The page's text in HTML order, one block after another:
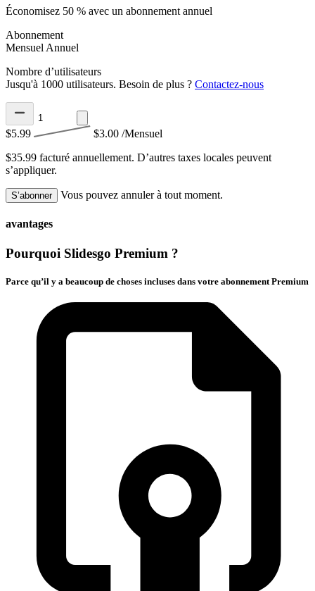
Économisez 50 % avec un abonnement annuel
Abonnement
Mensuel Annuel
Nombre d’utilisateurs
Jusqu'à 1000 utilisateurs. Besoin de plus ? Contactez-nous
$5.99 $3.00 /Mensuel
$35.99 facturé annuellement. D’autres taxes locales peuvent
s’appliquer.
S’abonner Vous pouvez annuler à tout moment.
avantages
Pourquoi Slidesgo Premium ?
Parce qu’il y a beaucoup de choses incluses dans votre abonnement Premium